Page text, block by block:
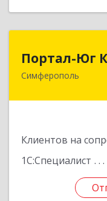
Портал-Юг
Симферополь
Клиентов на
1С:Специалист
295015, Крым